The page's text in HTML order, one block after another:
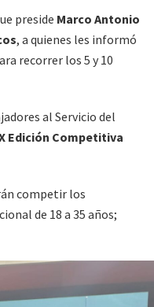
preside Marco Antonio
, a quienes les informó
recorrer los 5 y 10
al Servicio del
Edición Competitiva
competir los
de 18 a 35 años;